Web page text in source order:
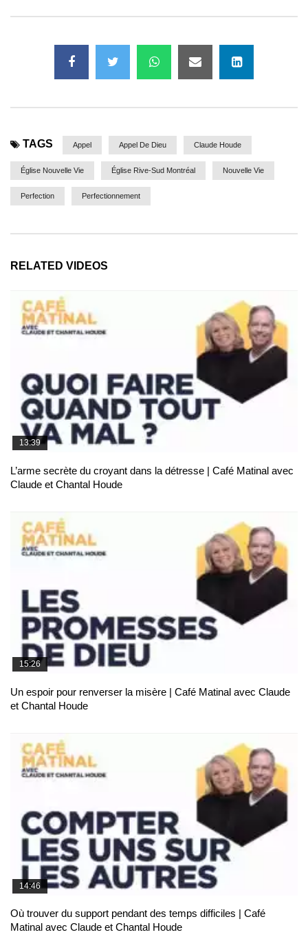
TAGS Appel Appel De Dieu Claude Houde
Église Nouvelle Vie Église Rive-Sud Montréal Nouvelle Vie
Perfection Perfectionnement
RELATED VIDEOS
13:39
L’arme secrète du croyant dans la détresse | Café Matinal avec
Claude et Chantal Houde
15:26
Un espoir pour renverser la misère | Café Matinal avec Claude
et Chantal Houde
14:46
Où trouver du support pendant des temps difficiles | Café
Matinal avec Claude et Chantal Houde